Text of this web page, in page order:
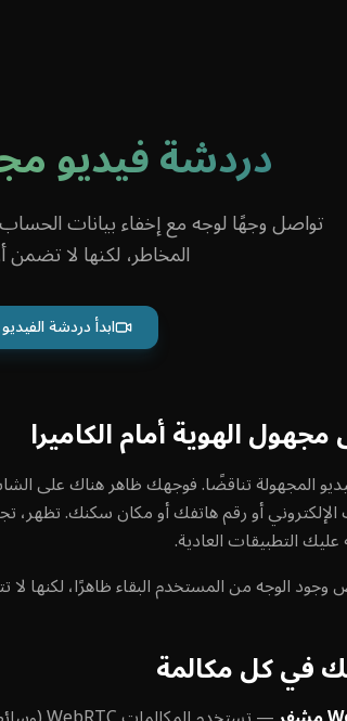
دردشة فيديو
تواصل وجهًا لوجه مع إخفاء بيانات
المخاطر، لكنها لا
ابدأ دردشة الفيديو
الهوية أمام الكاميرا
المجهولة تناقضًا. فوجهك ظاهر هناك على
أو رقم هاتفك أو مكان سكنك. تظهر،
التطبيقات العادية.
الوجه من المستخدم البقاء ظاهرًا، لكنها
في كل مكالمة